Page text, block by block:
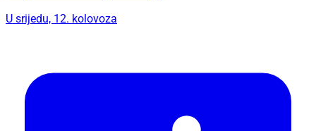
U srijedu, 12. kolovoza